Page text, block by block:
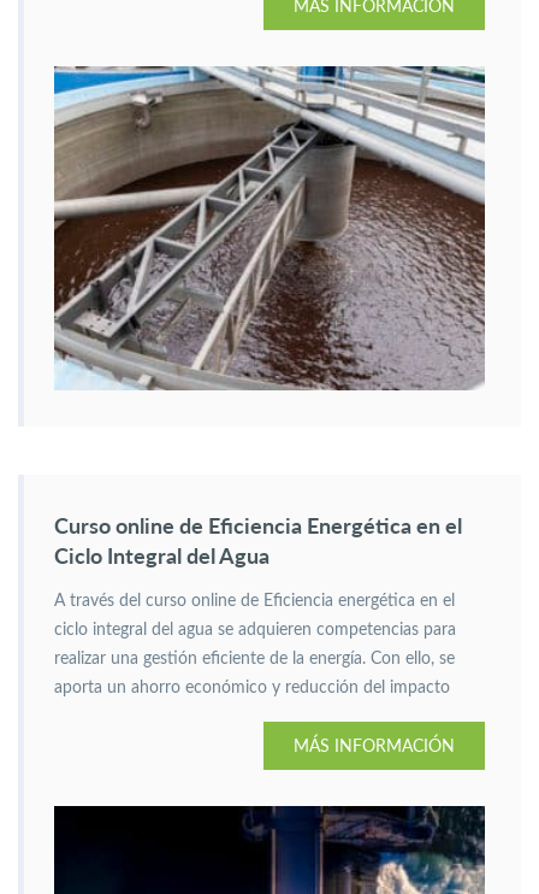
MÁS INFORMACIÓN
Curso online de Eficiencia Energética en el
Ciclo Integral del Agua
A través del curso online de Eficiencia energética en el
ciclo integral del agua se adquieren competencias para
realizar una gestión eficiente de la energía. Con ello, se
aporta un ahorro económico y reducción del impacto
MÁS INFORMACIÓN